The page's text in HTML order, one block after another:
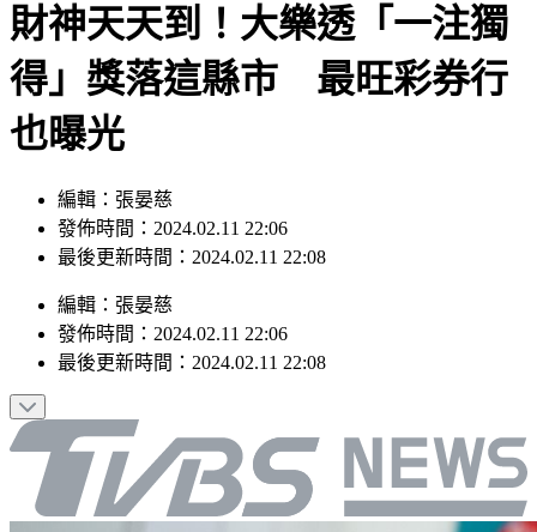
財神天天到！大樂透「一注獨
得」獎落這縣市 最旺彩券行
也曝光
編輯：張晏慈
發佈時間：2024.02.11 22:06
最後更新時間：2024.02.11 22:08
編輯 ： 張晏慈
發佈時間： 2024.02.11 22:06
最後更新時間： 2024.02.11 22:08